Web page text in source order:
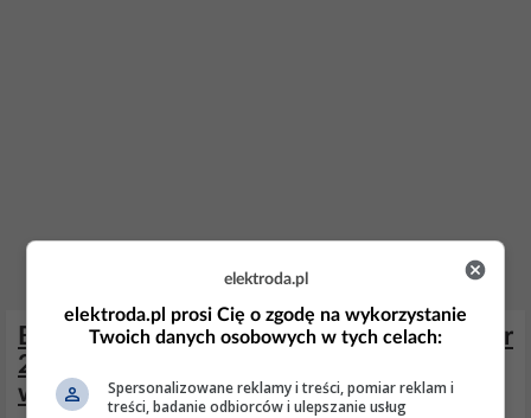
Bojler 200l z podwójną wężownicą: Weber
2W vs Galmet Tower Biwal – który
wybrać?
elektroda.pl
elektroda.pl prosi Cię o zgodę na wykorzystanie
Twoich danych osobowych w tych celach:
Spersonalizowane reklamy i treści, pomiar reklam i
treści, badanie odbiorców i ulepszanie usług